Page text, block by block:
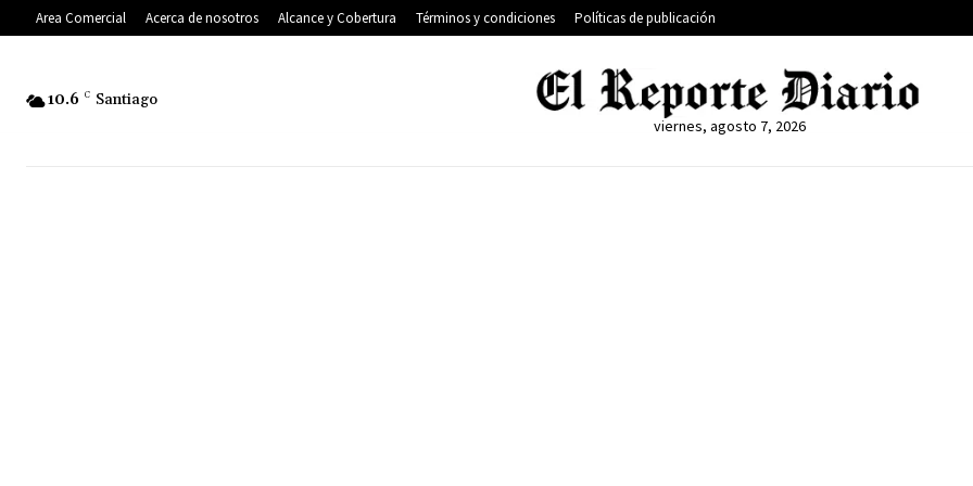
Area Comercial Acerca de nosotros Alcance y Cobertura Términos y condiciones Políticas de publicación
10.6 C Santiago
viernes, agosto 7, 2026